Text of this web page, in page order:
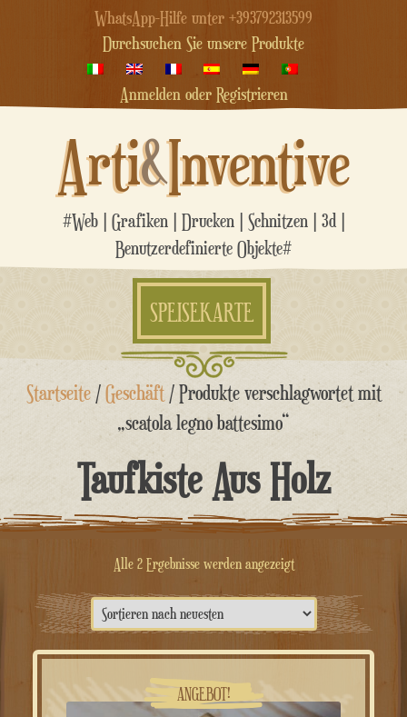
WhatsApp-Hilfe unter +393792313599
Durchsuchen Sie unsere Produkte
Anmelden oder Registrieren
Arti&Inventive
#Web | Grafiken | Drucken | Schnitzen | 3d |
Benutzerdefinierte Objekte#
SPEISEKARTE
Zum
InhaltStartseite/Geschäft/ Produkte verschlagwortet mit
„scatola legno battesimo“
Taufkiste Aus Holz
Alle 2 Ergebnisse werden angezeigtNach
neuesten
sortiert
ANGEBOT!